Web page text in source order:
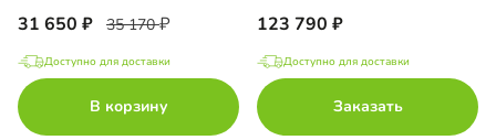
31 650 35 170
Доступно для доставки
В корзину
123 790
Доступно для доставки
Заказать